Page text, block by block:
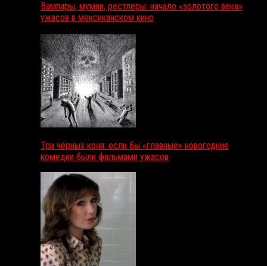
Вампиры, мумии, рестлеры: начало «золотого века»
ужасов в мексиканском кино
Три чёрных коня: если бы «главные» новогодние
комедии были фильмами ужасов